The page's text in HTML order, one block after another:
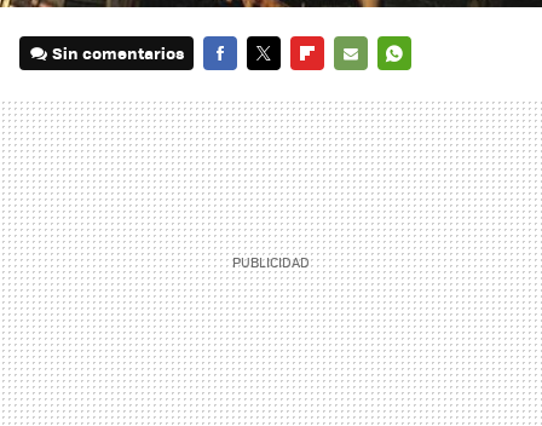
Sin comentarios
MAIL